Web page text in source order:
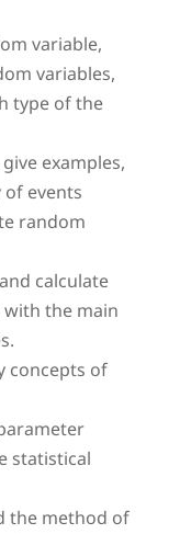
variable,
variables,
type of the
examples,
events
random
calculate
the main
concepts of
statistical
the method of